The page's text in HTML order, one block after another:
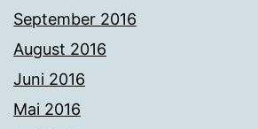
September 2016
August 2016
Juni 2016
Mai 2016